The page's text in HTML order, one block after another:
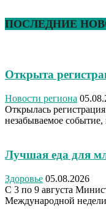
ПОСЛЕДНИЕ
Открыта
Новости региона
Открылась
незабываемое событие,
Лучшая еда для
Здоровье 05.08.2026
С 3 по 9 августа
Международной